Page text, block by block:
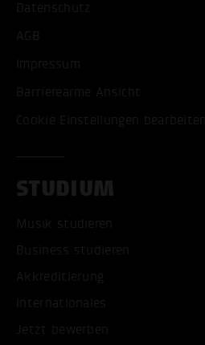
Datenschutz
AGB
Impressum
Barrierearme Ansicht
Cookie Einstellungen bearbeiten
STUDIUM
Musik studieren
Business studieren
Akkreditierung
Internationales
Jetzt bewerben